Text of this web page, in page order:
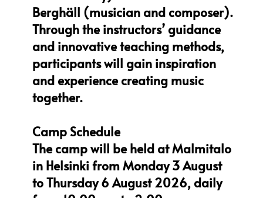
Berghäll (musician and composer).
Through the instructors’ guidance
and innovative teaching methods,
participants will gain inspiration
and experience creating music
together.
Camp Schedule
The camp will be held at Malmitalo
in Helsinki from Monday 3 August
to Thursday 6 August 2026, daily